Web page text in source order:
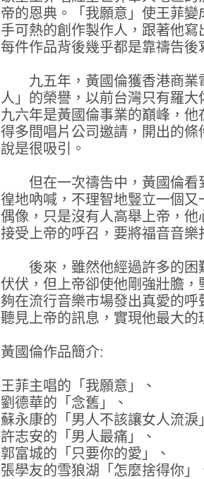
帝的恩典。「我願意」使王菲
手可熱的創作製作人，跟著他
每件作品背後幾乎都是靠禱告後
九五年，黃國倫獲香港商業
人」的榮譽，以前台灣只有羅
九六年是黃國倫事業的巔峰，
得多間唱片公司邀請，開出的
說是很吸引。
但在一次禱告中，黃國倫看
徨地吶喊，不理智地豎立一個
偶像，只是沒有人高舉上帝，
接受上帝的呼召，要將福音音樂
後來，雖然他經過許多的困
伏伏，但上帝卻使他剛強壯膽
夠在流行音樂市場發出真愛的
聽見上帝的訊息，實現他最大的
黃國倫作品簡介:
王菲主唱的「我願意」、
劉德華的「念舊」、
蘇永康的「男人不該讓女人流淚
許志安的「男人最痛」、
郭富城的「只要你的愛」、
張學友的雪狼湖「怎麼捨得你」